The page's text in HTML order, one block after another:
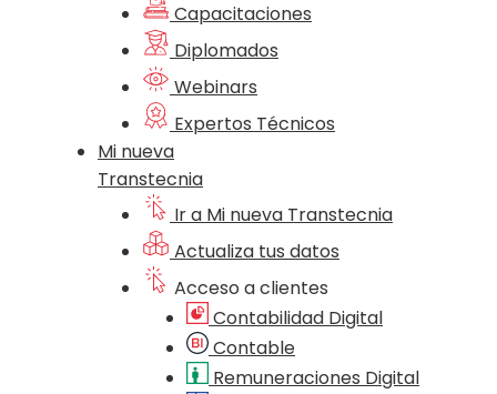
Capacitaciones
Diplomados
Webinars
Expertos Técnicos
Mi nueva
Transtecnia
Ir a Mi nueva Transtecnia
Actualiza tus datos
Acceso a clientes
Contabilidad Digital
Contable
Remuneraciones Digital